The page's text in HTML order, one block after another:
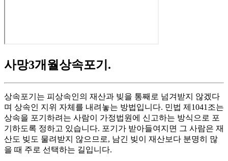
사망3개월상속포기 .
상속포기는 피상속인의 재산과 빚을 통째로 넘겨받지 않겠다
며 상속인 지위 자체를 내려놓는 방법입니다. 민법 제1041조는
상속을 포기하려는 사람이 가정법원에 신고하는 방식으로 포
기하도록 정하고 있습니다. 포기가 받아들여지면 그 사람은 재
산도 빚도 물려받지 않으므로, 남긴 빚이 재산보다 분명히 많
을 때 주로 선택하는 길입니다.